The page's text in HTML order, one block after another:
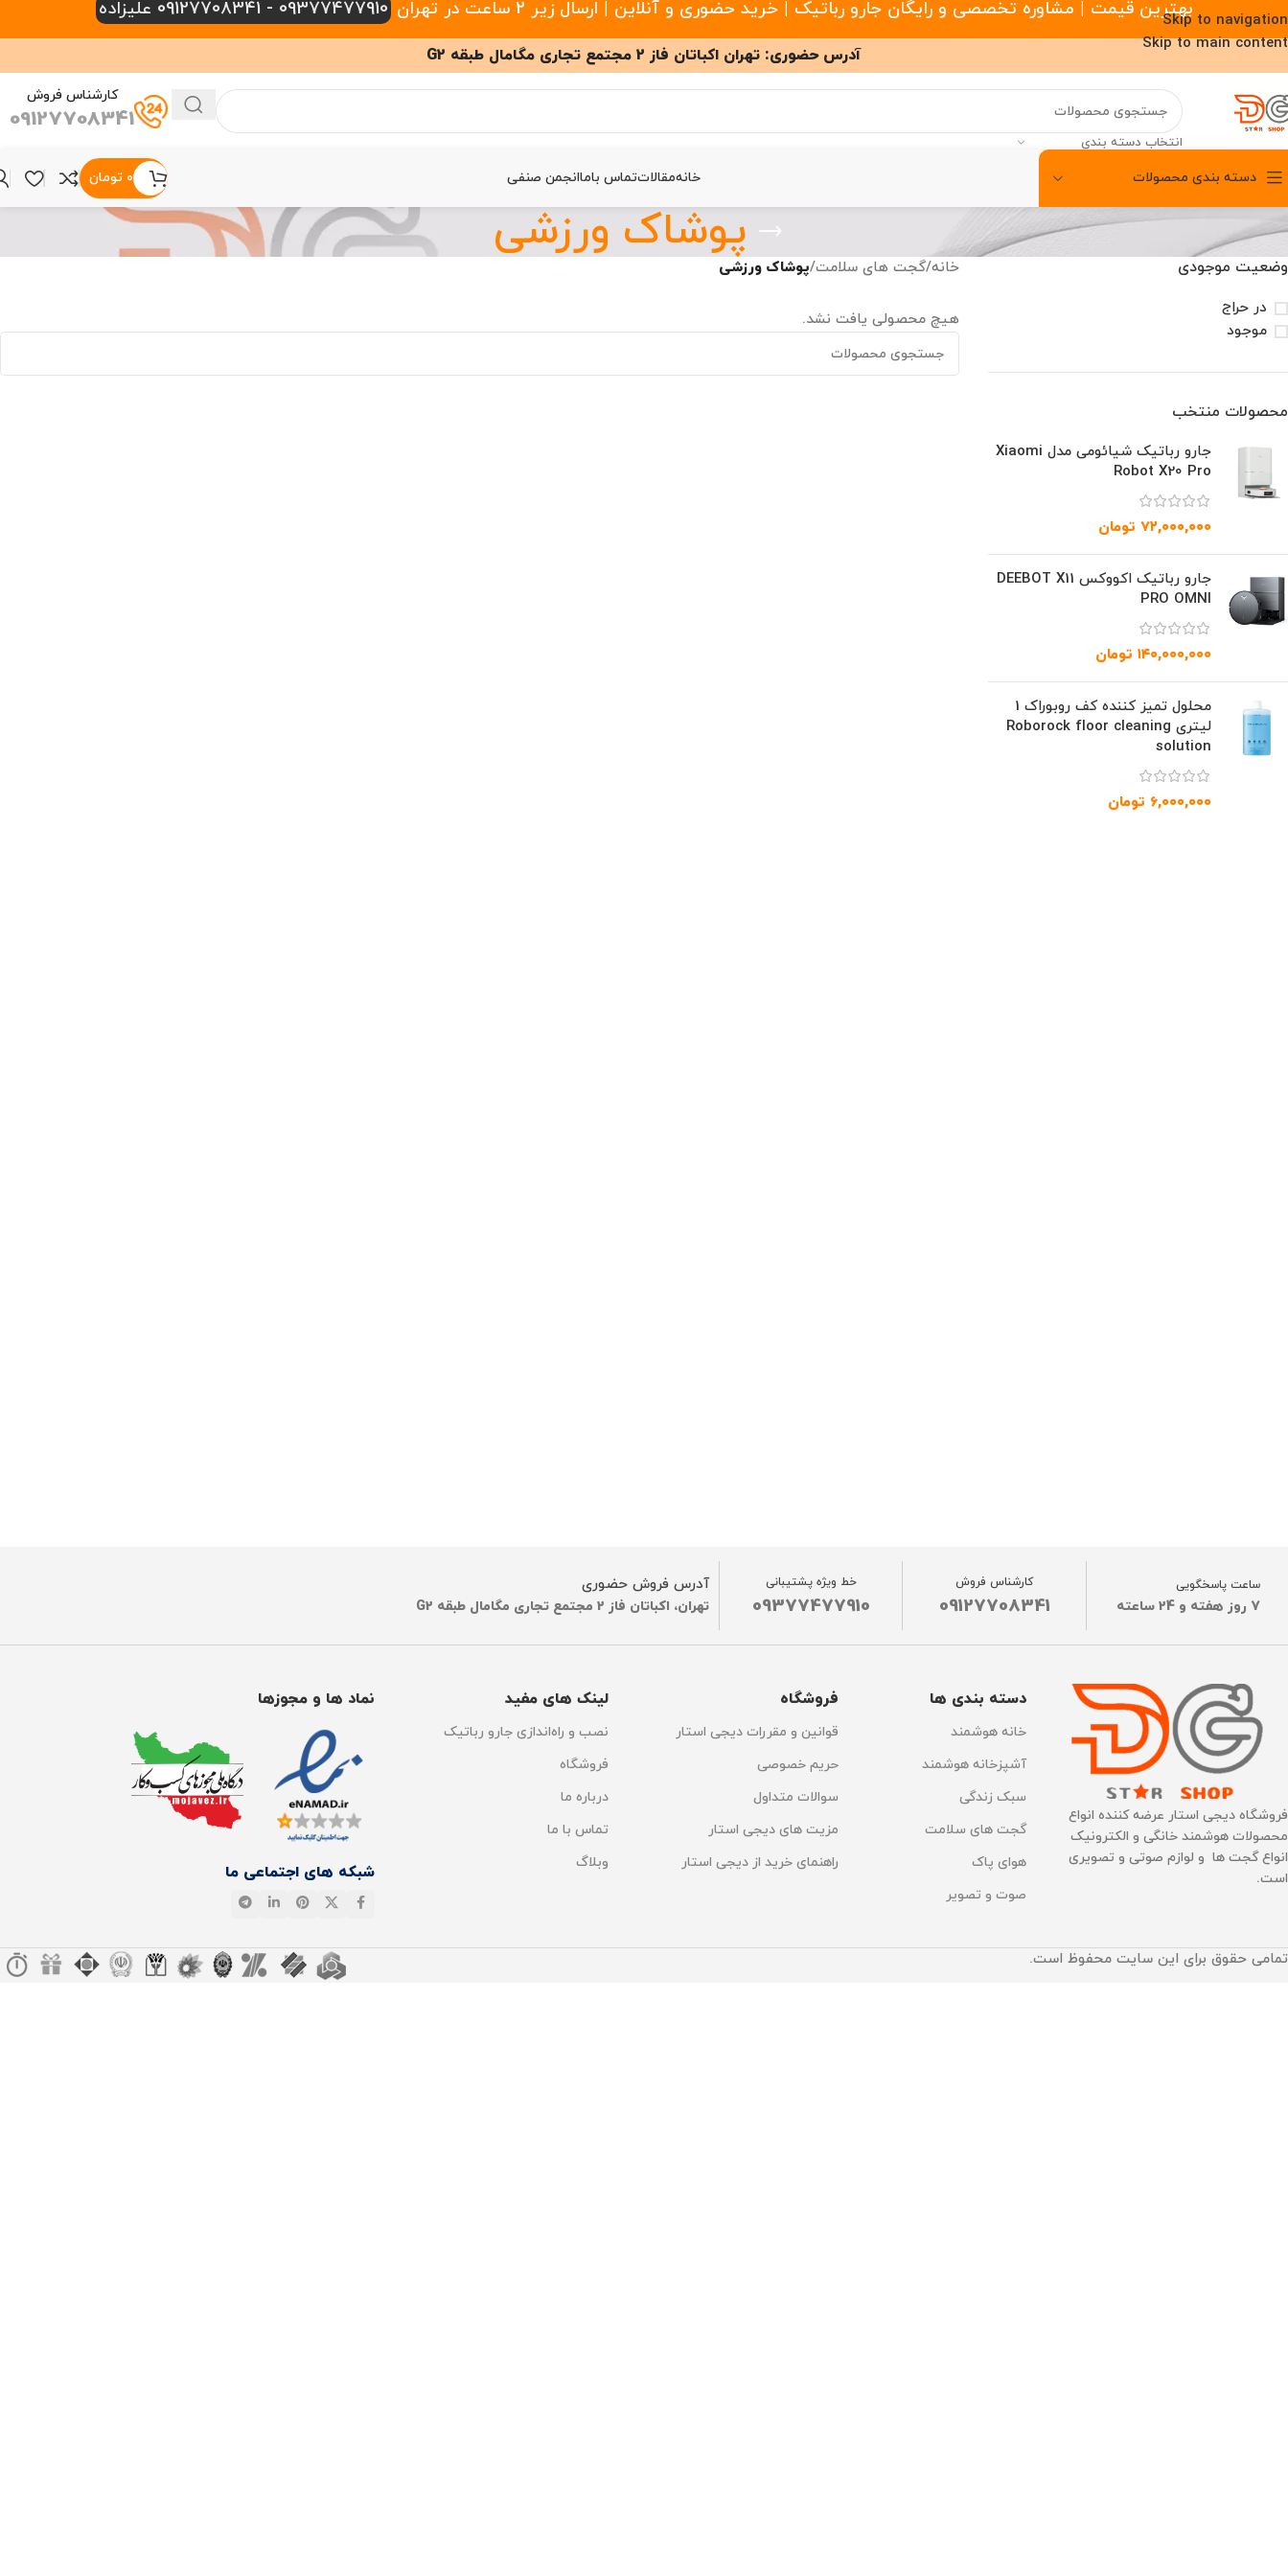
Skip to navigation
Skip to main content
بهترین قیمت | مشاوره تخصصی و رایگان جارو رباتیک | خرید حضوری و آنلاین | ارسال زیر 2 ساعت در تهران 09377477910 - 09127708341 علیزاده
آدرس حضوری: تهران اکباتان فاز 2 مجتمع تجاری مگامال طبقه G2
انتخاب دسته بندی
کارشناس فروش
09127708341
دسته بندی محصولات خانهمقالاتتماس باماانجمن صنفی ۰ تومان
پوشاک ورزشی
وضعیت موجودی
در حراج
موجود
محصولات منتخب
جارو رباتیک شیائومی مدل Xiaomi
Robot X20 Pro
۷۲,۰۰۰,۰۰۰ تومان
جارو رباتیک اکووکس DEEBOT X11
PRO OMNI
۱۴۰,۰۰۰,۰۰۰ تومان
محلول تمیز کننده کف روبوراک 1
لیتری Roborock floor cleaning
solution
۶,۰۰۰,۰۰۰ تومان
خانه/گجت های سلامت/پوشاک ورزشی
هیچ محصولی یافت نشد.
ساعت پاسخگویی
7 روز هفته و 24 ساعته
کارشناس فروش
09127708341
خط ویژه پشتیبانی
09377477910
آدرس فروش حضوری
تهران، اکباتان فاز 2 مجتمع تجاری مگامال طبقه G2
فروشگاه دیجی استار عرضه کننده انواع
محصولات هوشمند خانگی و الکترونیک
انواع گجت ها و لوازم صوتی و تصویری
است.
دسته بندی ها
خانه هوشمند
آشپزخانه هوشمند
سبک زندگی
گجت های سلامت
هوای پاک
صوت و تصویر
فروشگاه
قوانین و مقررات دیجی استار
حریم خصوصی
سوالات متداول
مزیت های دیجی استار
راهنمای خرید از دیجی استار
لینک های مفید
نصب و راه‌اندازی جارو رباتیک
فروشگاه
درباره ما
تماس با ما
وبلاگ
نماد ها و مجوزها
شبکه های اجتماعی ما
تمامی حقوق برای این سایت محفوظ است.